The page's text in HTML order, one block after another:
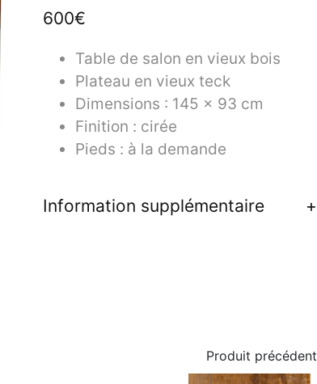
600€
Table de salon en vieux bois
Plateau en vieux teck
Dimensions : 145 x 93 cm
Finition : cirée
Pieds : à la demande
Information supplémentaire
Produit précédent